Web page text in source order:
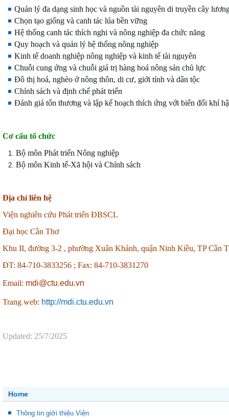
Quản lý đa dạng sinh học và nguồn tài nguyên di truyền cây
Chọn tạo giống và canh tác lúa bền vững
Hệ thống canh tác thích nghi và nông nghiệp đa chức năng
Quy hoạch và quản lý hệ thống nông nghiệp
Kinh tế doanh nghiệp nông nghiệp và kinh tế tài nguyên
Chuỗi cung ứng và chuỗi giá trị hàng hoá nông sản chủ lực
Đô thị hoá, nghèo ở nông thôn, di cư, giới tính và dân tộc
Chính sách và định chế phát triển
Đánh giá tổn thương và lập kế hoạch thích ứng với biến đổi khí
Cơ cấu tổ chức
Bộ môn Phát triển Nông nghiệp
Bộ môn Kinh tế-Xã hội và Chính sách
Địa chỉ liên hệ
Viện nghiên cứu Phát triển ĐBSCL
Đại học Cần Thơ
Khu II, đường 3-2 , phường Xuân Khánh, quận Ninh Kiều, TP Cần
ĐT: 84-710-3833256 ; Fax: 84-710-3831270
Email: mdi@ctu.edu.vn
Trang web: http://mdi.ctu.edu.vn
Updated: 25/7/2025
Home
Thông tin giới thiệu Viện